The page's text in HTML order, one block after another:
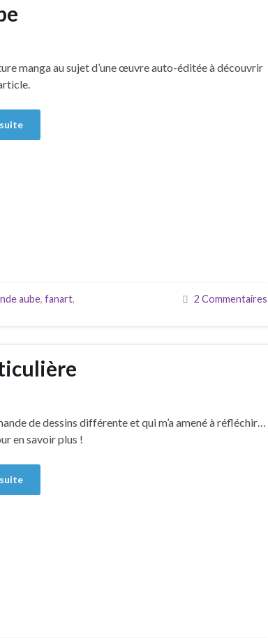
manga au sujet d’une œuvre auto-éditée à découvrir
aube, fanart,
2 Commentaires
de dessins différente et qui m’a amené à réfléchir…
en savoir plus !